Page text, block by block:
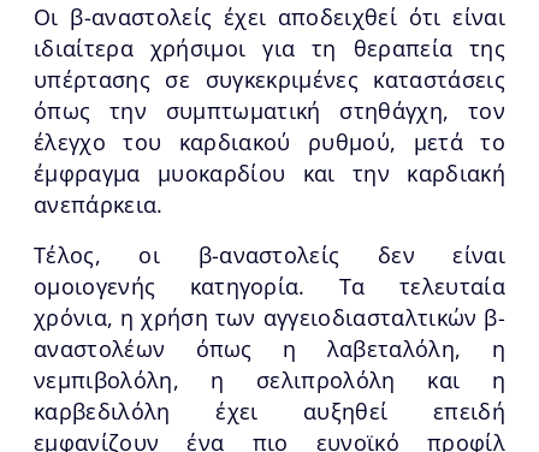
Οι β-αναστολείς έχει αποδειχθεί ότι είναι
ιδιαίτερα χρήσιμοι για τη θεραπεία της
υπέρτασης σε συγκεκριμένες καταστάσεις
όπως την συμπτωματική στηθάγχη, τον
έλεγχο του καρδιακού ρυθμού, μετά το
έμφραγμα μυοκαρδίου και την καρδιακή
ανεπάρκεια.
Τέλος, οι β-αναστολείς δεν είναι
ομοιογενής κατηγορία. Τα τελευταία
χρόνια, η χρήση των αγγειοδιασταλτικών β-
αναστολέων όπως η λαβεταλόλη, η
νεμπιβολόλη, η σελιπρολόλη και η
καρβεδιλόλη έχει αυξηθεί επειδή
εμφανίζουν ένα πιο ευνοϊκό προφίλ